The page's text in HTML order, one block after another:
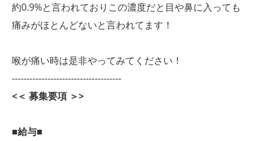
約0.9%と言われておりこの濃度だと目や鼻に入っても
痛みがほとんどないと言われてます！
喉が痛い時は是非やってみてください！
-------------------------------------
<＜ 募集要項 ＞>
■給与■